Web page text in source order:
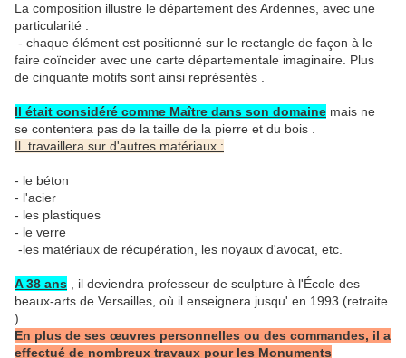
La composition illustre le département des Ardennes, avec une
particularité :
- chaque élément est positionné sur le rectangle de façon à le
faire coïncider avec une carte départementale imaginaire. Plus
de cinquante motifs sont ainsi représentés .
Il était considéré comme Maître dans son domaine mais ne
se contentera pas de la taille de la pierre et du bois .
Il travaillera sur d'autres matériaux :
- le béton
- l'acier
- les plastiques
- le verre
-les matériaux de récupération, les noyaux d'avocat, etc.
A 38 ans , il deviendra professeur de sculpture à l'École des
beaux-arts de Versailles, où il enseignera jusqu' en 1993 (retraite
)
En plus de ses œuvres personnelles ou des commandes, il a
effectué de nombreux travaux pour les Monuments